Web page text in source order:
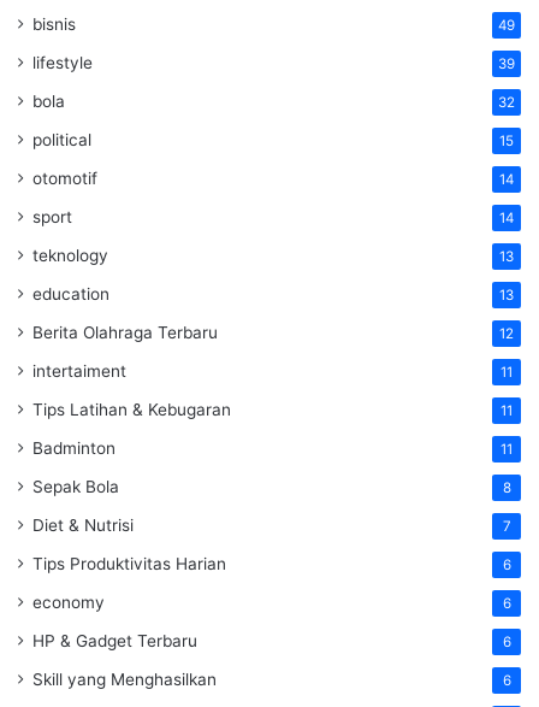
bisnis 49
lifestyle 39
bola 32
political 15
otomotif 14
sport 14
teknology 13
education 13
Berita Olahraga Terbaru 12
intertaiment 11
Tips Latihan & Kebugaran 11
Badminton 11
Sepak Bola 8
Diet & Nutrisi 7
Tips Produktivitas Harian 6
economy 6
HP & Gadget Terbaru 6
Skill yang Menghasilkan 6